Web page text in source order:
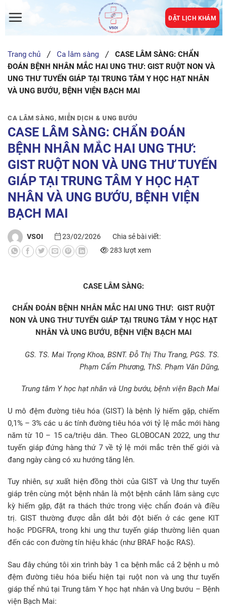
ĐẶT LỊCH KHÁM
Trang chủ Ca lâm sàng
CASE LÂM SÀNG: CHẨN
ĐOÁN BỆNH NHÂN MẮC HAI UNG THƯ: GIST RUỘT NON VÀ
UNG THƯ TUYẾN GIÁP TẠI TRUNG TÂM Y HỌC HẠT NHÂN
VÀ UNG BƯỚU, BỆNH VIỆN BẠCH MAI
CA LÂM SÀNG ,MIỄN DỊCH & UNG BƯỚU
CASE LÂM SÀNG: CHẨN ĐOÁN
BỆNH NHÂN MẮC HAI UNG THƯ:
GIST RUỘT NON VÀ UNG THƯ TUYẾN
GIÁP TẠI TRUNG TÂM Y HỌC HẠT
NHÂN VÀ UNG BƯỚU, BỆNH VIỆN
BẠCH MAI
VSOI 23/02/2026
Chia sẻ bài viết:
283 lượt xem
CASE LÂM SÀNG:
CHẨN ĐOÁN BỆNH NHÂN MẮC HAI UNG THƯ: GIST RUỘT
NON VÀ UNG THƯ TUYẾN GIÁP TẠI TRUNG TÂM Y HỌC HẠT
NHÂN VÀ UNG BƯỚU, BỆNH VIỆN BẠCH MAI
GS. TS. Mai Trọng Khoa, BSNT. Đỗ Thị Thu Trang, PGS. TS.
Phạm Cẩm Phương, ThS. Phạm Văn Dũng,
Trung tâm Y học hạt nhân và Ung bướu, bệnh viện Bạch Mai
U mô đệm đường tiêu hóa (GIST) là bệnh lý hiếm gặp, chiếm
0,1% – 3% các u ác tính đường tiêu hóa với tỷ lệ mắc mới hàng
năm từ 10 – 15 ca/triệu dân. Theo GLOBOCAN 2022, ung thư
tuyến giáp đứng hàng thứ 7 về tỷ lệ mới mắc trên thế giới và
đang ngày càng có xu hướng tăng lên.
Tuy nhiên, sự xuất hiện đồng thời của GIST và Ung thư tuyến
giáp trên cùng một bệnh nhân là một bệnh cảnh lâm sàng cực
kỳ hiếm gặp, đặt ra thách thức trong việc chẩn đoán và điều
trị. GIST thường được dẫn dắt bởi đột biến ở các gene KIT
hoặc PDGFRA, trong khi ung thư tuyến giáp thường liên quan
đến các con đường tín hiệu khác (như BRAF hoặc RAS).
Sau đây chúng tôi xin trình bày 1 ca bệnh mắc cả 2 bệnh u mô
đệm đường tiêu hóa biểu hiện tại ruột non và ung thư tuyến
giáp thể nhú tại Trung tâm Y học hạt nhân và Ung bướu – Bệnh
viện Bạch Mai: